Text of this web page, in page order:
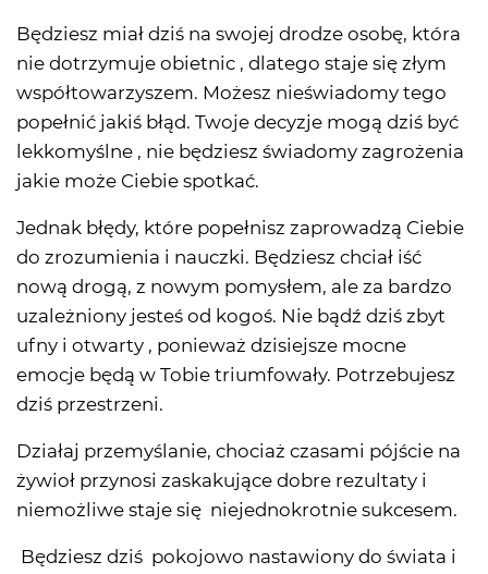
Będziesz miał dziś na swojej drodze osobę, która
nie dotrzymuje obietnic , dlatego staje się złym
współtowarzyszem. Możesz nieświadomy tego
popełnić jakiś błąd. Twoje decyzje mogą dziś być
lekkomyślne , nie będziesz świadomy zagrożenia
jakie może Ciebie spotkać.
Jednak błędy, które popełnisz zaprowadzą Ciebie
do zrozumienia i nauczki. Będziesz chciał iść
nową drogą, z nowym pomysłem, ale za bardzo
uzależniony jesteś od kogoś. Nie bądź dziś zbyt
ufny i otwarty , ponieważ dzisiejsze mocne
emocje będą w Tobie triumfowały. Potrzebujesz
dziś przestrzeni.
Działaj przemyślanie, chociaż czasami pójście na
żywioł przynosi zaskakujące dobre rezultaty i
niemożliwe staje się niejednokrotnie sukcesem.
Będziesz dziś pokojowo nastawiony do świata i